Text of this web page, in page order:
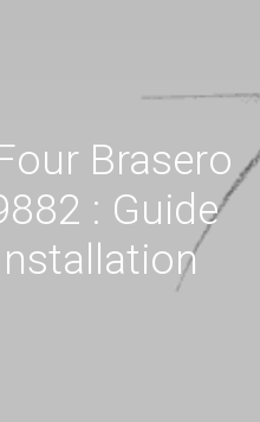
Brasero
: Guide